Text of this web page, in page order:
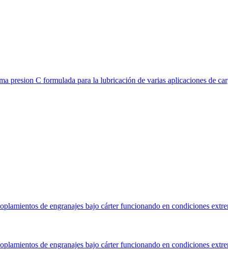
presion C formulada para la lubricación de varias aplicaciones de
de engranajes bajo cárter funcionando en condiciones
de engranajes bajo cárter funcionando en condiciones